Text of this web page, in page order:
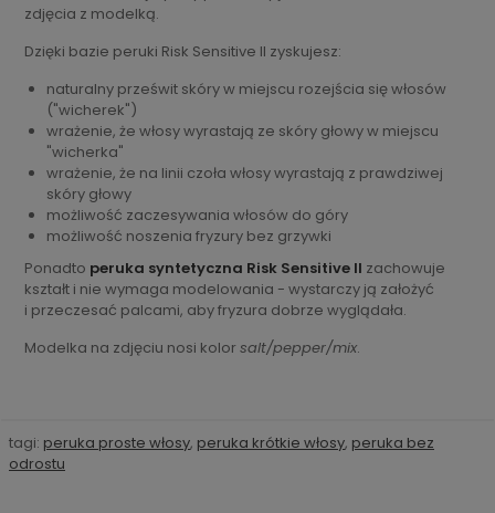
zdjęcia z modelką.
Dzięki bazie peruki Risk Sensitive II zyskujesz:
naturalny prześwit skóry w miejscu rozejścia się włosów
("wicherek")
wrażenie, że włosy wyrastają ze skóry głowy w miejscu
"wicherka"
wrażenie, że na linii czoła włosy wyrastają z prawdziwej
skóry głowy
możliwość zaczesywania włosów do góry
możliwość noszenia fryzury bez grzywki
Ponadto peruka syntetyczna Risk Sensitive II zachowuje
kształt i nie wymaga modelowania - wystarczy ją założyć
i przeczesać palcami, aby fryzura dobrze wyglądała.
Modelka na zdjęciu nosi kolor salt/pepper/mix.
tagi: peruka proste włosy, peruka krótkie włosy, peruka bez
odrostu